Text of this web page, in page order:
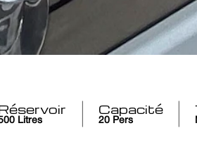
Litres
Capacité
20 Pers